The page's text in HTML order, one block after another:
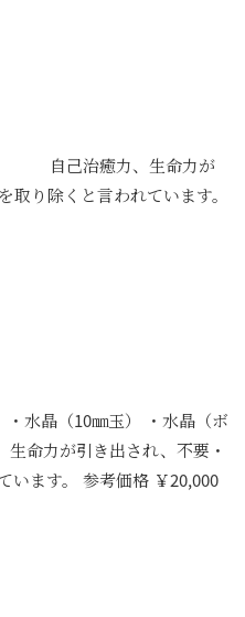
） 自己治癒力、生命力が
り除くと言われています。
・水晶（10㎜玉） ・水晶（ボ
命力が引き出され、不要・
います。 参考価格 ￥20,000